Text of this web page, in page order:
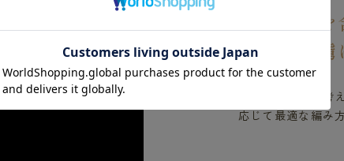
椿オイル
着た人を虜
肌への接し方を考
応じて最適な編み